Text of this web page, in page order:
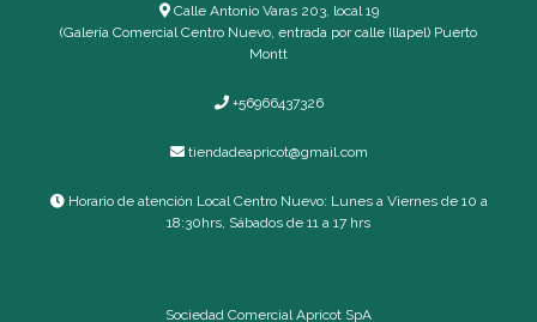
Calle Antonio Varas 203, local 19
(Galería Comercial Centro Nuevo, entrada por calle Illapel) Puerto
Montt
+56966437326
tiendadeapricot@gmail.com
Horario de atención Local Centro Nuevo: Lunes a Viernes de 10 a
18:30hrs, Sábados de 11 a 17 hrs
Sociedad Comercial Apricot SpA